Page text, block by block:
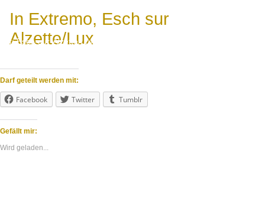
In Extremo, Esch sur
Alzette/Lux
Ort: Esch-sur-Alzette/Lux
Darf geteilt werden mit:
Facebook Twitter Tumblr
Gefällt mir:
Wird geladen...